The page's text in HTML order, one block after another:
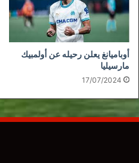
أوباميانغ يعلن رحيله عن أولمبيك
مارسيليا
17/07/2024